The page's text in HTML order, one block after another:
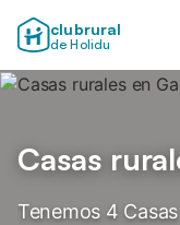
clubrural
de Holidu
Casas
Tenemos 4